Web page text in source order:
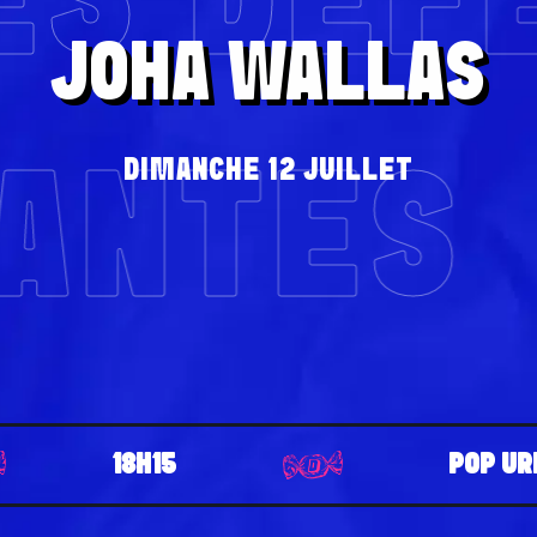
JOHA WALLAS
DIMANCHE 12 JUILLET
18H15 POP